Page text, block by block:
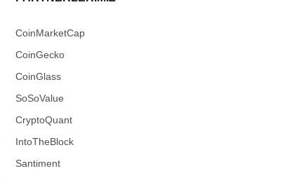
CoinMarketCap
CoinGecko
CoinGlass
SoSoValue
CryptoQuant
IntoTheBlock
Santiment